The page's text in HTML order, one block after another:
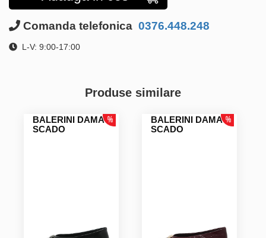
Comanda telefonica 0376.448.248
L-V: 9:00-17:00
Produse similare
BALERINI DAMA
SCADO
BALERINI DAMA
SCADO